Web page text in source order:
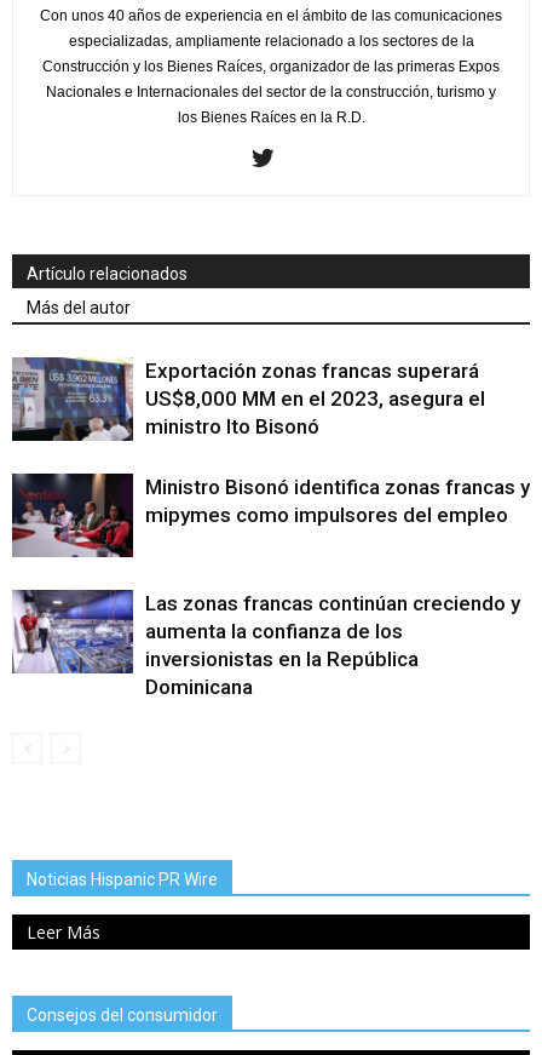
Con unos 40 años de experiencia en el ámbito de las comunicaciones
especializadas, ampliamente relacionado a los sectores de la
Construcción y los Bienes Raíces, organizador de las primeras Expos
Nacionales e Internacionales del sector de la construcción, turismo y
los Bienes Raíces en la R.D.
Artículo relacionados
Más del autor
Exportación zonas francas superará
US$8,000 MM en el 2023, asegura el
ministro Ito Bisonó
Ministro Bisonó identifica zonas francas y
mipymes como impulsores del empleo
Las zonas francas continúan creciendo y
aumenta la confianza de los
inversionistas en la República
Dominicana
Noticias Hispanic PR Wire
Leer Más
Consejos del consumidor